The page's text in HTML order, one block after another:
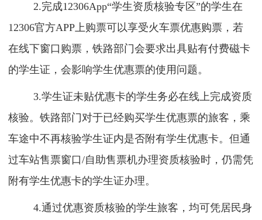
2.完成12306App“学生资质核验专区”的学生在
12306官方APP上购票可以享受火车票优惠购票，若
在线下窗口购票，铁路部门会要求出具贴有付费磁卡
的学生证，会影响学生优惠票的使用问题。
3.学生证未贴优惠卡的学生务必在线上完成资质
核验。铁路部门对于已经购买学生优惠票的旅客，乘
车途中不再核验学生证内是否附有学生优惠卡。但通
过车站售票窗口/自助售票机办理资质核验时，仍需凭
附有学生优惠卡的学生证办理。
4.通过优惠资质核验的学生旅客，均可凭居民身